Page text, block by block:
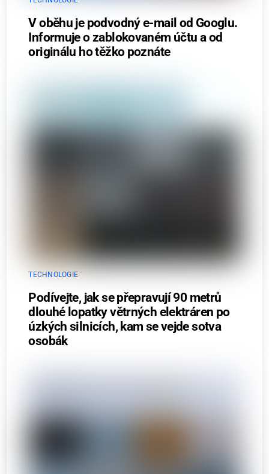
V oběhu je podvodný e-mail od Googlu.
Informuje o zablokovaném účtu a od
originálu ho těžko poznáte
TECHNOLOGIE
Podívejte, jak se přepravují 90 metrů
dlouhé lopatky větrných elektráren po
úzkých silnicích, kam se vejde sotva
osobák